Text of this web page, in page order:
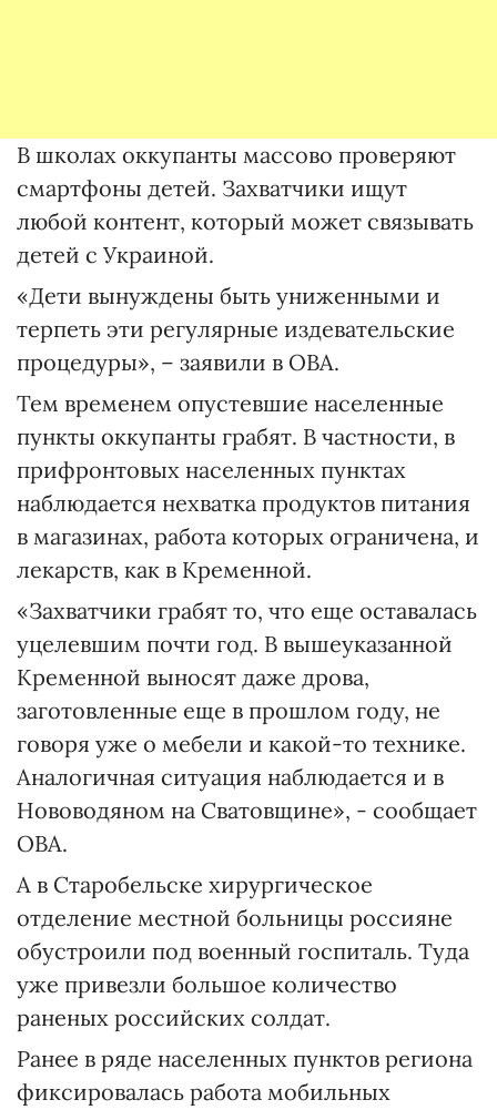
В школах оккупанты массово проверяют
смартфоны детей. Захватчики ищут
любой контент, который может связывать
детей с Украиной.
«Дети вынуждены быть униженными и
терпеть эти регулярные издевательские
процедуры», – заявили в ОВА.
Тем временем опустевшие населенные
пункты оккупанты грабят. В частности, в
прифронтовых населенных пунктах
наблюдается нехватка продуктов питания
в магазинах, работа которых ограничена, и
лекарств, как в Кременной.
«Захватчики грабят то, что еще оставалась
уцелевшим почти год. В вышеуказанной
Кременной выносят даже дрова,
заготовленные еще в прошлом году, не
говоря уже о мебели и какой-то технике.
Аналогичная ситуация наблюдается и в
Нововодяном на Сватовщине», - сообщает
ОВА.
А в Старобельске хирургическое
отделение местной больницы россияне
обустроили под военный госпиталь. Туда
уже привезли большое количество
раненых российских солдат.
Ранее в ряде населенных пунктов региона
фиксировалась работа мобильных